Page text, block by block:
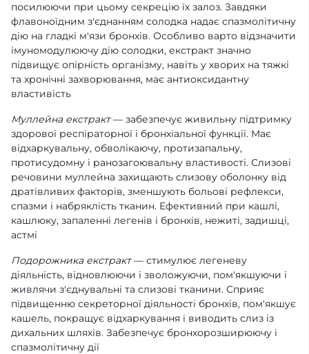
посилюючи при цьому секрецію їх залоз. Завдяки
флавоноїдним з'єднанням солодка надає спазмолітичну
дію на гладкі м'язи бронхів. Особливо варто відзначити
імуномодулюючу дію солодки, екстракт значно
підвищує опірність організму, навіть у хворих на тяжкі
та хронічні захворювання, має антиоксидантну
властивість
Муллейна екстракт— забезпечує живильну підтримку
здорової респіраторної і бронхіальної функції. Має
відхаркувальну, обволікаючу, протизапальну,
протисудомну і ранозагоювальну властивості. Слизові
речовини муллейна захищають слизову оболонку від
дратівливих факторів, зменшують больові рефлекси,
спазми і набряклість тканин. Ефективний при кашлі,
кашлюку, запаленні легенів і бронхів, нежиті, задишці,
астмі
Подорожника екстракт— стимулює легеневу
діяльність, відновлюючи і зволожуючи, пом'якшуючи і
живлячи з'єднувальні та слизові тканини. Сприяє
підвищенню секреторної діяльності бронхів, пом'якшує
кашель, покращує відхаркування і виводить слиз із
дихальних шляхів. Забезпечує бронхорозширюючу і
спазмолітичну дії